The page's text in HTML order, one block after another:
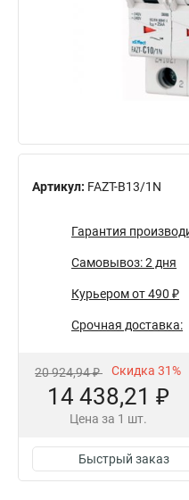
Артикул: FAZT-B13/1N
Гарантия
Самовывоз: 2 дня
Курьером от 490 ₽
Срочная доставка:
20 924,94 ₽ Скидка 31%
14 438,21 ₽
Цена за 1 шт.
Быстрый заказ